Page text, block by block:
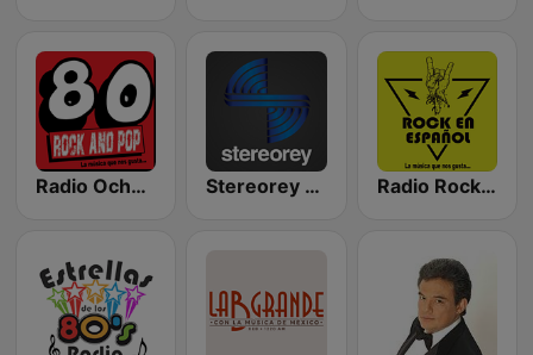
Radio Ochentas México Stereorey México Radio Rock en Español México